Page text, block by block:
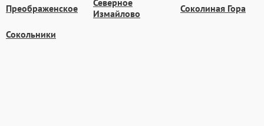
Преображенское
Северное
Измайлово
Соколиная Гора
Сокольники